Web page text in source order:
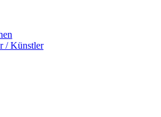
/ Künstler